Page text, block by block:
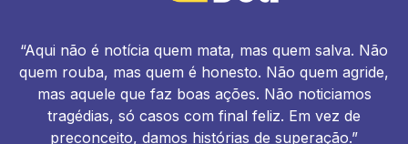
“Aqui não é notícia quem mata, mas quem salva. Não
quem rouba, mas quem é honesto. Não quem agride,
mas aquele que faz boas ações. Não noticiamos
tragédias, só casos com final feliz. Em vez de
preconceito, damos histórias de superação.”